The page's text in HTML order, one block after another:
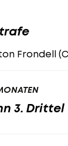
Frondell
3. Drittel